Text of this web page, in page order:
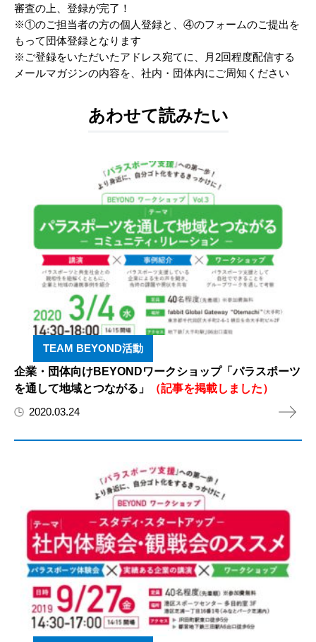
審査の上、登録が完了！
※①のご担当者の方の個人登録と、④のフォームのご提出を
もって団体登録となります
※ご登録をいただいたアドレス宛てに、月2回程度配信する
メールマガジンの内容を、社内・団体内にご周知ください
あわせて読みたい
TEAM BEYOND活動
企業・団体向けBEYONDワークショップ「パラスポーツ
を通して地域とつながる」
（記事を掲載しました）
2020.03.24